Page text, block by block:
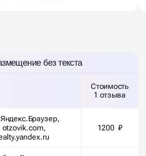
БЕЗ ТЕКСТА
без текста
Стоимость
1 отзыва
1200 ₽